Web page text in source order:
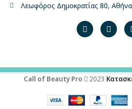
Λεωφόρος Δημοκρατίας 80,
Call of Beauty Pro 2023